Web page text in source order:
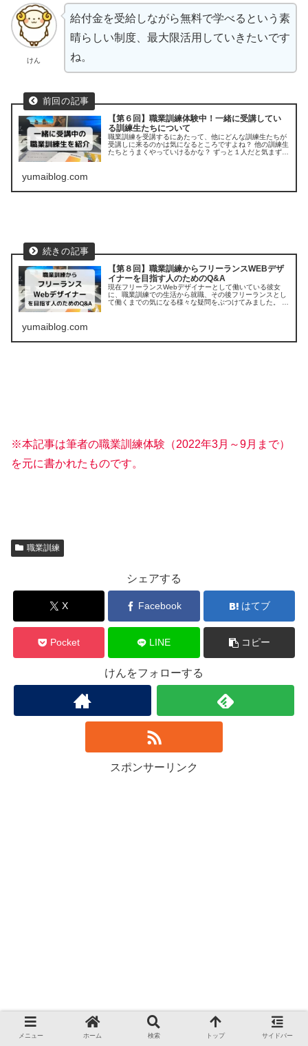
けん
給付金を受給しながら無料で学べるという素
晴らしい制度、最大限活用していきたいです
ね。
【第６回】職業訓練体験中！一緒に受講してい
る訓練生たちについて
職業訓練を受講するにあたって、他にどんな訓練生たちが
受講しに来るのかは気になるところですよね？ 他の訓練生
たちとうまくやっていけるかな？ ずっと１人だと気まずく
yumaiblog.com
【第８回】職業訓練からフリーランスWEBデザ
イナーを目指す人のためのQ&A
現在フリーランスWebデザイナーとして働いている彼女
に、職業訓練での生活から就職、その後フリーランスとし
て働くまでの気になる様々な疑問をぶつけてみました。 職
yumaiblog.com
※本記事は筆者の職業訓練体験（2022年3月～9月まで）
を元に書かれたものです。
職業訓練
シェアする
X Facebook はてブ
Pocket LINE コピー
けんをフォローする
スポンサーリンク
メニュー ホーム 検索 トップ サイドバー